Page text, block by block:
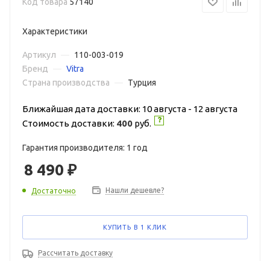
Характеристики
Артикул
110-003-019
Бренд
Vitra
Страна производства
Турция
Ближайшая дата доставки: 10 августа - 12 августа
Стоимость доставки: 400 руб.
Гарантия производителя: 1 год
8 490 ₽
Достаточно Нашли дешевле?
КУПИТЬ В 1 КЛИК
Рассчитать доставку